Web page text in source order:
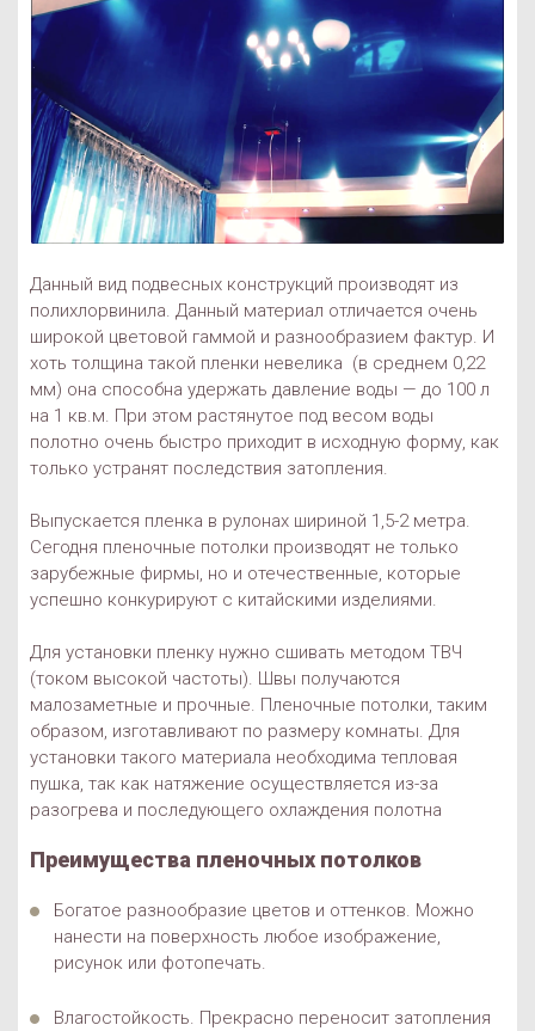
Данный вид подвесных конструкций производят из
полихлорвинила. Данный материал отличается очень
широкой цветовой гаммой и разнообразием фактур. И
хоть толщина такой пленки невелика (в среднем 0,22
мм) она способна удержать давление воды — до 100 л
на 1 кв.м. При этом растянутое под весом воды
полотно очень быстро приходит в исходную форму, как
только устранят последствия затопления.
Выпускается пленка в рулонах шириной 1,5-2 метра.
Сегодня пленочные потолки производят не только
зарубежные фирмы, но и отечественные, которые
успешно конкурируют с китайскими изделиями.
Для установки пленку нужно сшивать методом ТВЧ
(током высокой частоты). Швы получаются
малозаметные и прочные. Пленочные потолки, таким
образом, изготавливают по размеру комнаты. Для
установки такого материала необходима тепловая
пушка, так как натяжение осуществляется из-за
разогрева и последующего охлаждения полотна
Преимущества пленочных потолков
Богатое разнообразие цветов и оттенков. Можно
нанести на поверхность любое изображение,
рисунок или фотопечать.
Влагостойкость. Прекрасно переносит затопления